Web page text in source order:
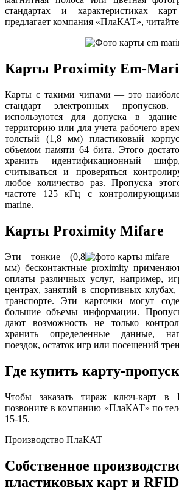
стандартах и характеристиках
предлагает компания «ПлаКАТ»,
Карты Proximity Em-
Карты с такими чипами — это
стандарт электронных
используются для допуска в
территорию или для учета рабочего
толстый (1,8 мм) пластиковый
объемом памяти 64 бита. Этого
хранить идентификационный
считываться и проверяться
любое количество раз. Пропуска
частоте 125 кГц с
marine.
Карты Proximity Mifare
Эти тонкие (0,8
мм) бесконтактные proximity
оплаты различных услуг, например,
центрах, занятий в спортивных клубах,
транспорте. Эти карточки могут
большие объемы информации.
дают возможность не только
хранить определенные данные,
поездок, остаток игр или посещений
Где купить карту-
Чтобы заказать тираж ключ-карт в
позвоните в компанию «ПлаКАТ» по
15-15.
Производство ПлаКАТ
Собственное
пластиковых карт и